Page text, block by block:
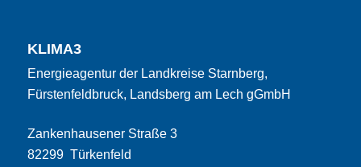
KLIMA3
Energieagentur der Landkreise Starnberg,
Fürstenfeldbruck, Landsberg am Lech gGmbH
Zankenhausener Straße 3
82299 Türkenfeld